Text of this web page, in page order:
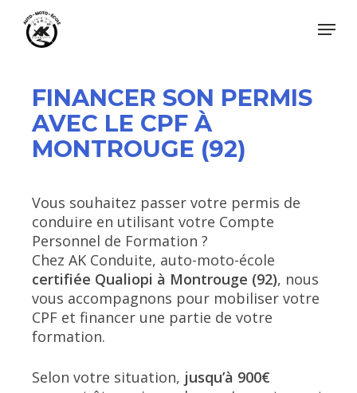
main
Menu
FINANCER SON PERMIS
AVEC LE CPF À
MONTROUGE (92)
Vous souhaitez passer votre permis de
conduire en utilisant votre Compte
Personnel de Formation ?
Chez AK Conduite, auto-moto-école
certifiée Qualiopi à Montrouge (92), nous
vous accompagnons pour mobiliser votre
CPF et financer une partie de votre
formation.
Selon votre situation, jusqu’à 900€